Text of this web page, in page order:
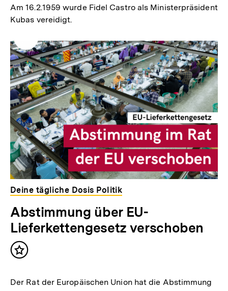
Am 16.2.1959 wurde Fidel Castro als Ministerpräsident
Kubas vereidigt.
Deine tägliche Dosis Politik
Abstimmung über EU-
Lieferkettengesetz verschoben
Inhalt
Der Rat der Europäischen Union hat die Abstimmung